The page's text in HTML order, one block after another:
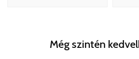
Még szintén